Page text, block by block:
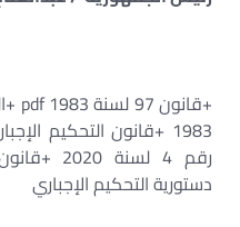
رقم 4
دستورية التحكيم الإجباري